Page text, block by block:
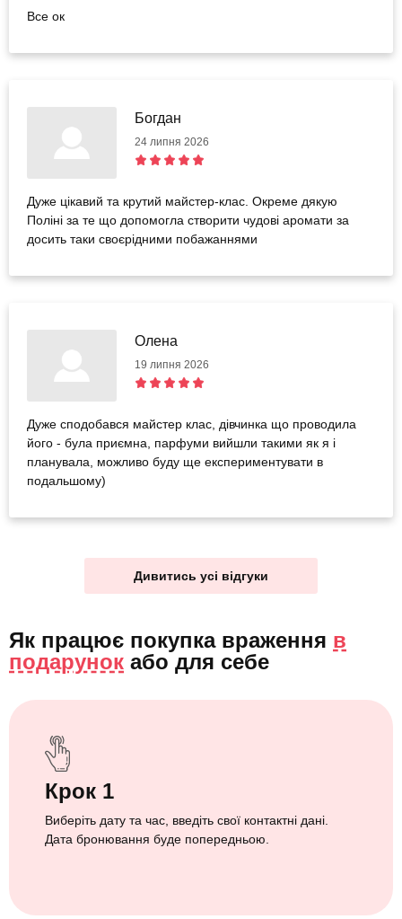
Все ок
Богдан
24 липня 2026
Дуже цікавий та крутий майстер-клас. Окреме дякую
Поліні за те що допомогла створити чудові аромати за
досить таки своєрідними побажаннями
Олена
19 липня 2026
Дуже сподобався майстер клас, дівчинка що проводила
його - була приємна, парфуми вийшли такими як я і
планувала, можливо буду ще експериментувати в
подальшому)
Дивитись усі відгуки
Як працює покупка враження в
подарунок або для себе
Крок 1
Виберіть дату та час, введіть свої контактні дані.
Дата бронювання буде попередньою.